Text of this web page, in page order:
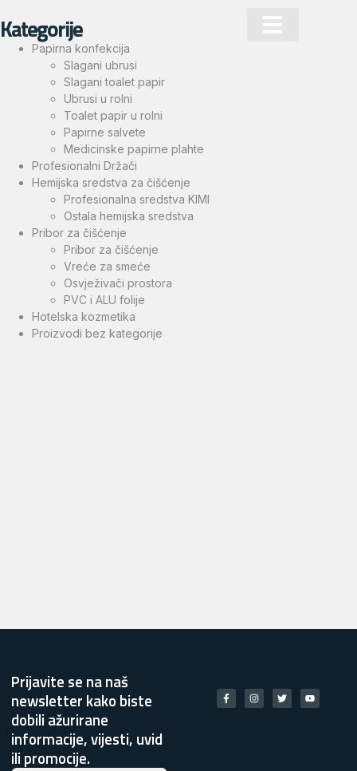
Kategorije
Papirna konfekcija
Slagani ubrusi
Slagani toalet papir
Ubrusi u rolni
Toalet papir u rolni
Papirne salvete
Medicinske papirne plahte
Profesionalni Držači
Hemijska sredstva za čišćenje
Profesionalna sredstva KIMI
Ostala hemijska sredstva
Pribor za čišćenje
Pribor za čišćenje
Vreće za smeće
Osvježivači prostora
PVC i ALU folije
Hotelska kozmetika
Proizvodi bez kategorije
Prijavite se na naš
newsletter kako biste
dobili ažurirane
informacije, vijesti, uvid
ili promocije.